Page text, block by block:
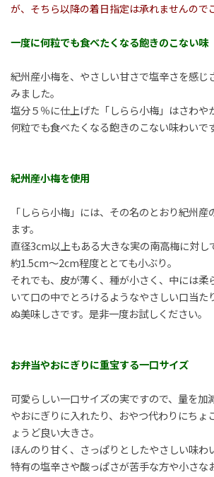
が、そちら以降の着日指定は承れませんので
一度に何粒でも食べたくなる飽きのこない味
紀州産小梅を、やさしい甘さで塩辛さを感じ
みました。
塩分５％に仕上げた「しらら小梅」はさわや
何粒でも食べたくなる飽きのこない味わいで
紀州産小梅を使用
「しらら小梅」には、その名のとおり紀州
ます。
直径3cm以上もある大きな実の南高梅に対し
約1.5cm～2cm程度ととても小ぶり。
それでも、皮が薄く、種が小さく、中には柔
いて口の中でとろけるようなやさしい口当た
ぬ美味しさです。是非一度お試しください。
お弁当やおにぎりに重宝する一口サイズ
可愛らしい一口サイズの実ですので、量を加
やおにぎりに入れたり、おやつ代わりにちょ
ょうど良い大きさ。
ほんのり甘く、さっぱりとしたやさしい味わ
特有の塩辛さや酸っぱさが苦手な方や小さな